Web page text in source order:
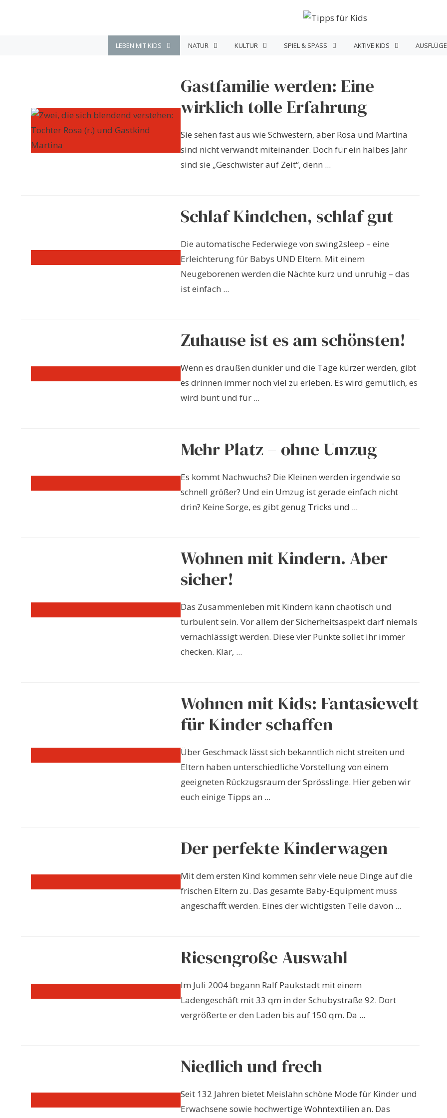
LEBEN MIT KIDS NATUR KULTUR SPIEL & SPASS AKTIVE KIDS
Gastfamilie werden: Eine
wirklich tolle Erfahrung
Sie sehen fast aus wie Schwestern, aber Rosa und Martina
sind nicht verwandt miteinander. Doch für ein halbes Jahr
sind sie „Geschwister auf Zeit“, denn ...
Schlaf Kindchen, schlaf gut
Die automatische Federwiege von swing2sleep – eine
Erleichterung für Babys UND Eltern. Mit einem
Neugeborenen werden die Nächte kurz und unruhig – das
ist einfach ...
Zuhause ist es am schönsten!
Wenn es draußen dunkler und die Tage kürzer werden, gibt
es drinnen immer noch viel zu erleben. Es wird gemütlich, es
wird bunt und für ...
Mehr Platz – ohne Umzug
Es kommt Nachwuchs? Die Kleinen werden irgendwie so
schnell größer? Und ein Umzug ist gerade einfach nicht
drin? Keine Sorge, es gibt genug Tricks und ...
Wohnen mit Kindern. Aber
sicher!
Das Zusammenleben mit Kindern kann chaotisch und
turbulent sein. Vor allem der Sicherheitsaspekt darf niemals
vernachlässigt werden. Diese vier Punkte sollet ihr immer
checken. Klar, ...
Wohnen mit Kids: Fantasiewelt
für Kinder schaffen
Über Geschmack lässt sich bekanntlich nicht streiten und
Eltern haben unterschiedliche Vorstellung von einem
geeigneten Rückzugsraum der Sprösslinge. Hier geben wir
euch einige Tipps an ...
Der perfekte Kinderwagen
Mit dem ersten Kind kommen sehr viele neue Dinge auf die
frischen Eltern zu. Das gesamte Baby-Equipment muss
angeschafft werden. Eines der wichtigsten Teile davon ...
Riesengroße Auswahl
Im Juli 2004 begann Ralf Paukstadt mit einem
Ladengeschäft mit 33 qm in der Schubystraße 92. Dort
vergrößerte er den Laden bis auf 150 qm. Da ...
Niedlich und frech
Seit 132 Jahren bietet Meislahn schöne Mode für Kinder und
Erwachsene sowie hochwertige Wohntextilien an. Das